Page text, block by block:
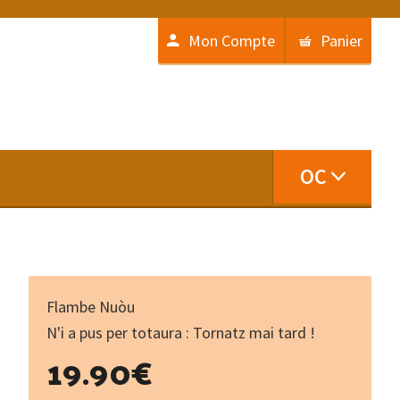
Mon Compte Panier
OC
Flambe Nuòu
N'i a pus per totaura : Tornatz mai tard !
19.90€